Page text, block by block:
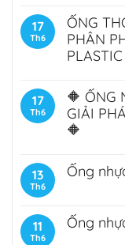
17
Th6
ỐNG
PHÂN
PLASTIC
17
Th6
🔶 ỐNG
GIẢI
🔶
13
Th6
Ống
11
Th6
Ống